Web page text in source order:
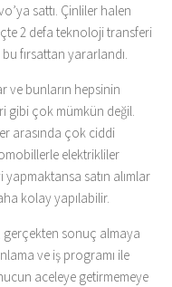
sattı. Çinliler halen
2 defa teknoloji transferi
fırsattan yararlandı.
ve bunların hepsinin
gibi çok mümkün değil.
arasında çok ciddi
elektrikliler
yapmaktansa satın alımlar
kolay yapılabilir.
gerçekten sonuç almaya
ve iş programı ile
aceleye getirmemeye